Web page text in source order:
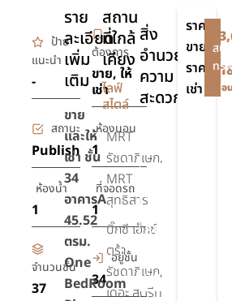
ป้าย
แนะนำ
-
ต้องการ
ขาย, ให้
เช่า
สถานะ
Publish
ห้องนอน
1
ห้องน้ำ
1
ที่จอดรถ
1
จำนวนชั้น
37
อยู่ชั้น
34
ราย
ละเอียด
เพิ่ม
เติม
ขาย
และให้
เช่า ชั้น
34
อาคารA
45.52
ตรม.
One
BedRoom
สถาน
ที่ใกล้
เคียง
ไลฟ์
สไตล์
MRT
รัชดาภิเษก,
MRT
สุทธิสาร
บิ๊กซี เอ็กซ์
ตร้า
รัชดาภิเษก,
เดอะ สตรีท
สิ่ง
อำนวย
ความ
สะดวก
ความ
24 ชม.
สุขภัณฑ์
ราคา
ขาย
฿
ราคา
เช่า
฿
เดื
สน
ทรั